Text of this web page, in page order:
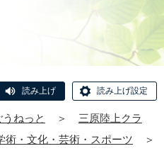
読み上げ 読み上げ設定
ねっと ＞
三原陸上クラ
術・文化・芸術・スポーツ
＞